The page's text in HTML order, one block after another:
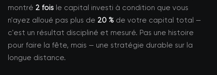
montré 2 fois le capital investi à condition que vous
n'ayez alloué pas plus de 20 % de votre capital total —
c'est un résultat discipliné et mesuré. Pas une histoire
pour faire la fête, mais — une stratégie durable sur la
longue distance.